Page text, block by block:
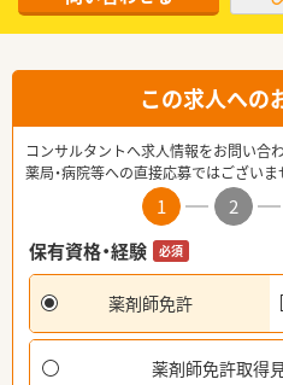
この求人への
コンサルタントへ求人情報をお問い合
薬局・病院等への直接応募ではございま
1 2
保有資格・経験
必須
薬剤師免許
薬剤師免許取得見